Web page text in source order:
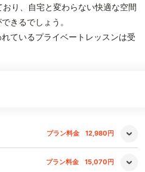
り、自宅と変わらない快適な空間
きるでしょう。
ているプライベートレッスンは受
プラン料金 12,980円
プラン料金 15,070円